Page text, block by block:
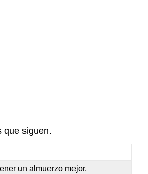
que siguen.
un almuerzo mejor.